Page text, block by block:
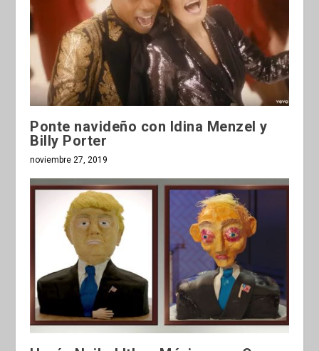
Ponte navideño con Idina Menzel y
Billy Porter
noviembre 27, 2019